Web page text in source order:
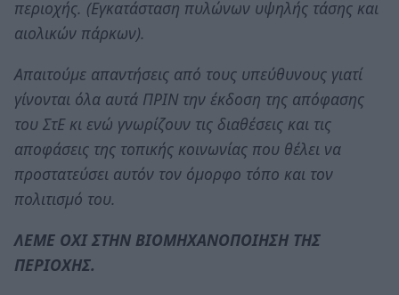
περιοχής. (Εγκατάσταση πυλώνων υψηλής τάσης και
αιολικών πάρκων).
Απαιτούμε απαντήσεις από τους υπεύθυνους γιατί
γίνονται όλα αυτά ΠΡΙΝ την έκδοση της απόφασης
του ΣτΕ κι ενώ γνωρίζουν τις διαθέσεις και τις
αποφάσεις της τοπικής κοινωνίας που θέλει να
προστατεύσει αυτόν τον όμορφο τόπο και τον
πολιτισμό του.
ΛΕΜΕ ΟΧΙ ΣΤΗΝ ΒΙΟΜΗΧΑΝΟΠΟΙΗΣΗ ΤΗΣ
ΠΕΡΙΟΧΗΣ.